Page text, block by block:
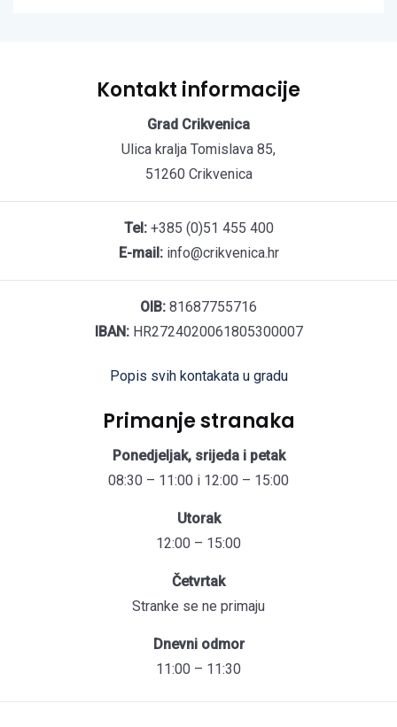
Kontakt informacije
Grad Crikvenica
Ulica kralja Tomislava 85,
51260 Crikvenica
Tel:+385 (0)51 455 400
E-mail:info@crikvenica.hr
OIB: 81687755716
IBAN:HR2724020061805300007
Popis svih kontakata u gradu
Primanje stranaka
Ponedjeljak, srijeda i petak
08:30 – 11:00 i 12:00 – 15:00
Utorak
12:00 – 15:00
Četvrtak
Stranke se ne primaju
Dnevni odmor
11:00 – 11:30